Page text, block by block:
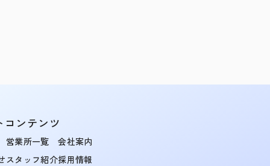
コンテンツ
営業所一覧
スタッフ紹介
会社案内
採用情報